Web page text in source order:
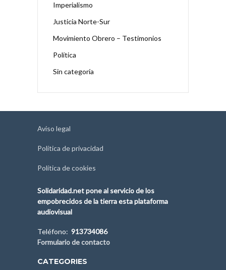
Imperialismo
Justicia Norte-Sur
Movimiento Obrero – Testimonios
Política
Sin categoría
Aviso legal
Política de privacidad
Política de cookies
Solidaridad.net pone al servicio de los
empobrecidos de la tierra esta plataforma
audiovisual
Teléfono: 913734086
Formulario de contacto
CATEGORIES